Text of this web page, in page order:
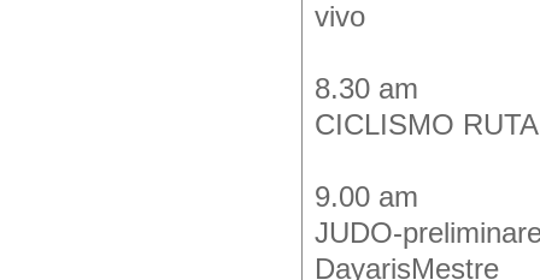
vivo
8.30 am
CICLISMO
9.00 am
JUDO-
DayarisMestre